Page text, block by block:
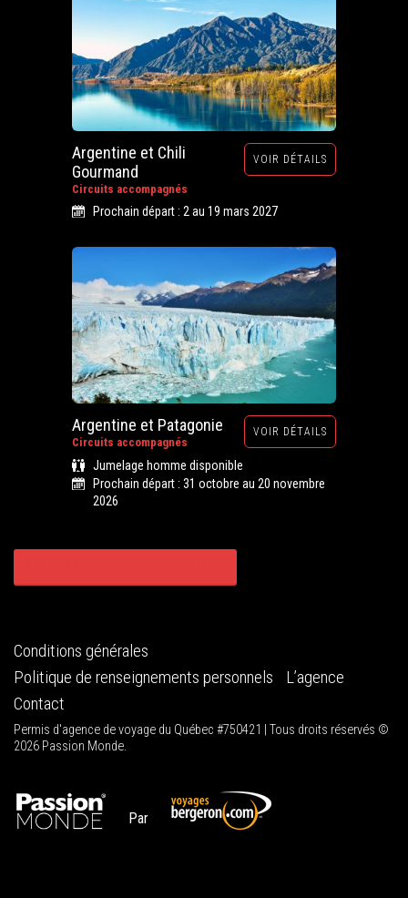
Argentine et Chili
Gourmand
Circuits accompagnés
VOIR DÉTAILS
Prochain départ : 2 au 19 mars 2027
Argentine et Patagonie
Circuits accompagnés
VOIR DÉTAILS
Jumelage homme disponible
Prochain départ : 31 octobre au 20 novembre
2026
Conditions générales
Politique de renseignements personnels
L’agence
Contact
Permis d'agence de voyage du Québec #750421 | Tous droits réservés ©
2026 Passion Monde.
Par